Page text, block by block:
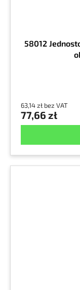
58012
63,14 zł bez VAT
77,66 zł